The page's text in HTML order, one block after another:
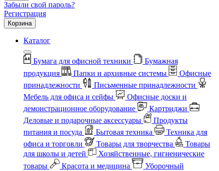
Забыли свой пароль?
Регистрация
Корзина
Каталог
Бумага для офисной техники
Бумажная
продукция
Папки и архивные системы
Офисные
принадлежности
Письменные принадлежности
Мебель для офиса и сейфы
Офисные доски и
демонстрационное оборудование
Картриджи
Деловые и подарочные аксессуары
Продукты
питания и посуда
Бытовая техника
Техника для
офиса и торговли
Товары для творчества
Товары
для школы и детей
Хозяйственные, гигиенические
товары
Красота и медицина
Уборочный